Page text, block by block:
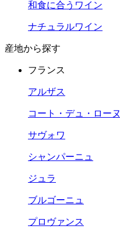
和食に合うワイン
ナチュラルワイン
産地から探す
フランス
アルザス
コート・デュ・ローヌ
サヴォワ
シャンパーニュ
ジュラ
ブルゴーニュ
プロヴァンス